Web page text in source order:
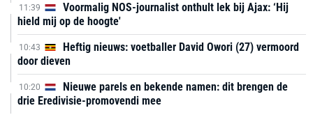
11:39
Voormalig NOS-journalist onthult lek bij Ajax: ‘Hij
hield mij op de hoogte'
10:43
Heftig nieuws: voetballer David Owori (27) vermoord
door dieven
10:20
Nieuwe parels en bekende namen: dit brengen de
drie Eredivisie-promovendi mee